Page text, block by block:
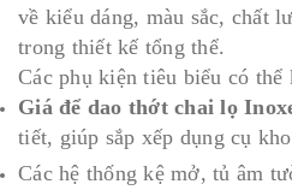
về kiểu dáng, màu sắc, chất
trong thiết kế tổng thể.
Các phụ kiện tiêu biểu có thể
Giá để dao thớt chai lọ
tiết, giúp sắp xếp dụng cụ
Các hệ thống kệ mở, tủ âm